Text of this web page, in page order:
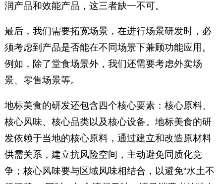
润产品和效能产品，这三者缺一不可。
最后，我们需要拓宽场景，在进行场景研发时，必
须考虑到产品是否能在不同场景下兼顾功能应用。
例如，除了堂食场景外，我们还需要考虑外卖场
景、零售场景等。
地标美食的研发还包含四个核心要素：核心原料、
核心风味、核心品类以及核心设备。地标美食的研
发依赖于当地的核心原料，通过建立和改造原材料
供需关系，建立抗风险空间，主动避免同质化竞
争；核心风味要与区域风味相结合，以避免“水土不